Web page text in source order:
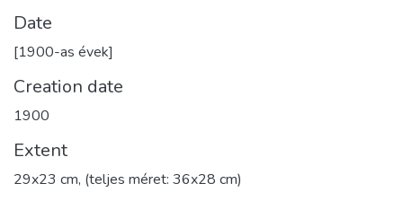
Date
[1900-as évek]
Creation date
1900
Extent
29x23 cm, (teljes méret: 36x28 cm)